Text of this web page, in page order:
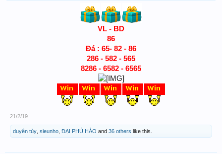
VL - BD
86
Đá : 65- 82 - 86
286 - 582 - 565
8286 - 6582 - 6565
21/2/19
duyên tùy sieunho ĐẠI PHÚ HÀO and 36 others like this.